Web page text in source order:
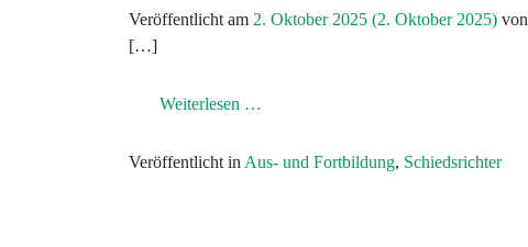
Veröffentlicht am 2. Oktober 2025 (2. Oktober 2025) von
[…]
Weiterlesen …
Veröffentlicht in Aus- und Fortbildung, Schiedsrichter